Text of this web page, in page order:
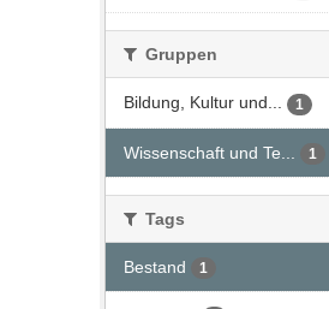
Gruppen
Bildung, Kultur und... 1
Wissenschaft und Te... 1
Tags
Bestand 1